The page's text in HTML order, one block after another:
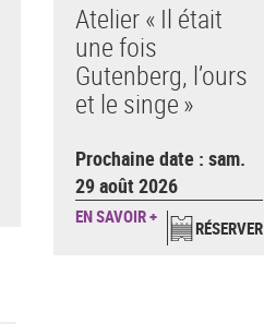
Atelier « Il était
une fois
Gutenberg, l’ours
et le singe »
Prochaine date : sam.
29 août 2026
EN SAVOIR +
RÉSERVER